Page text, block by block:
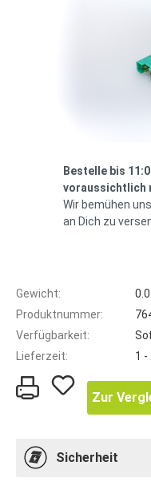
Bestelle bis
voraussichtlich
Wir bemühen
an Dich zu
Gewicht:
Produktnummer:
Verfügbarkeit:
Lieferzeit:
1 -
Zur
Sicherheit